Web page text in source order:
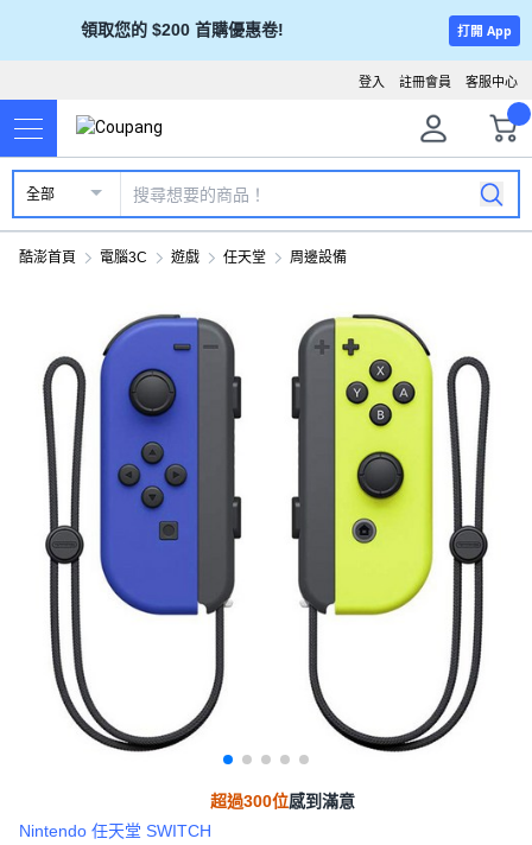
領取您的 $200 首購優惠卷! 打開 App
客服中心
註冊會員
登入
全部
酷澎首頁 電腦3C 遊戲 任天堂 周邊設備
超過300位感到滿意
Nintendo 任天堂 SWITCH